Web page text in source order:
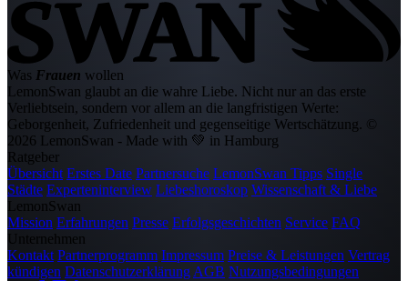
Was Frauen wollen
LemonSwan glaubt an die wahre Liebe. Nicht nur an das erste
Verliebtsein, sondern vor allem an die langfristigen Werte:
Geborgenheit, Zufriedenheit und gegenseitige Wertschätzung. ©
2026 LemonSwan - Made with 💚 in Hamburg
Ratgeber
Übersicht Erstes Date Partnersuche LemonSwan Tipps Single
Städte Experteninterview Liebeshoroskop Wissenschaft & Liebe
LemonSwan
Mission Erfahrungen Presse Erfolgsgeschichten Service FAQ
Unternehmen
Kontakt Partnerprogramm Impressum Preise & Leistungen Vertrag
kündigen Datenschutzerklärung AGB Nutzungsbedingungen